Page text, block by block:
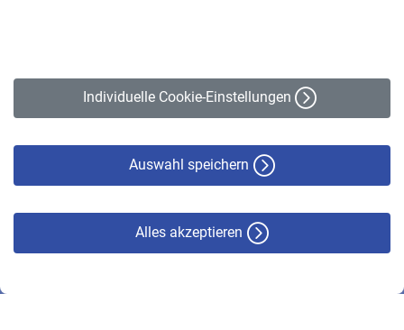
Individuelle Cookie-Einstellungen
Auswahl speichern
Alles akzeptieren
Erklärung zur Barrierefreiheit
© VBL 2026